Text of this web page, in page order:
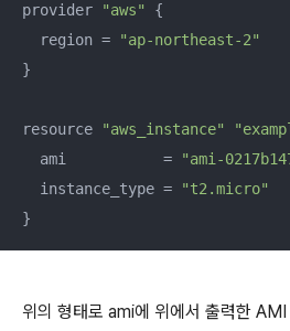
provider "aws"
{
  region =
"ap-northeast-2"
}
resource "aws_instance"
  ami           =
"ami-
  instance_type =
"t2.micro"
}
위의 형태로 ami에 위에서 출력한